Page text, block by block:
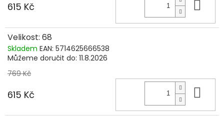
615 Kč
Velikost: 68
Skladem EAN: 5714625666538
Můžeme doručit do: 11.8.2026
769 Kč
615 Kč